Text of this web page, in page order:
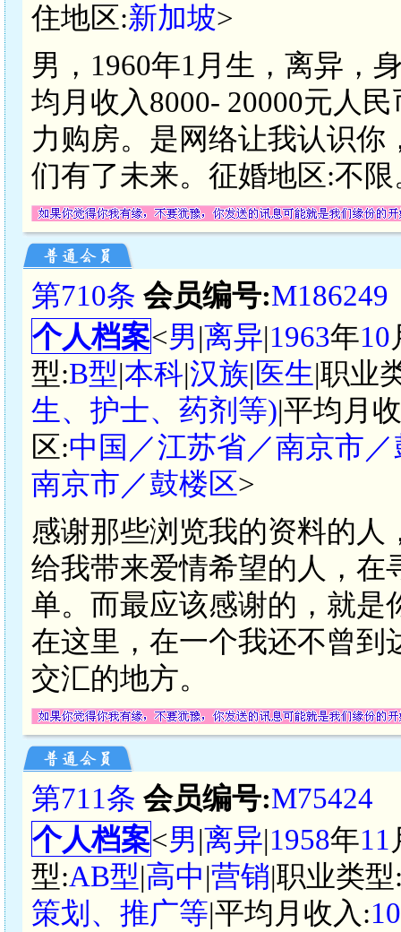
住地区:新加坡>
男，1960年1月生，离异，
均月收入8000- 20000元人
力购房。是网络让我认识
们有了未来。征婚地区:不限
第710条 会员编号:M186249
个人档案<男|离异|1963年10
型:B型|本科|汉族| 医生|职业
生、护士、药剂等)|平均月
区:中国／江苏省／南京市
南京市／鼓楼区>
感谢那些浏览我的资料的人
给我带来爱情希望的人，在
单。而最应该感谢的，就是
在这里，在一个我还不曾到
交汇的地方。
第711条 会员编号:M75424
个人档案<男|离异|1958年11
型:AB型|高中|营销|职业类型
策划、推广等|平均月收入: